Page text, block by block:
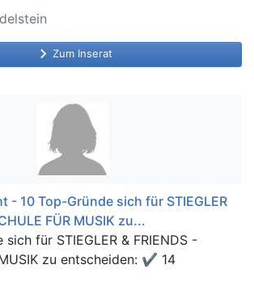
keyboard_arrow_right Zum Inserat
- 10 Top-Gründe sich für STIEGLER
FÜR MUSIK zu...
sich für STIEGLER & FRIENDS -
zu entscheiden: ✔ 14